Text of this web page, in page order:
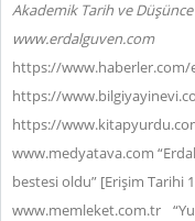
Akademik Tarih ve Düşünce
www.erdalguven.com
https://www.haberler.com/
https://
https://
www.medyatava.com
bestesi oldu” [Erişim Tarihi
www.memleket.com.tr